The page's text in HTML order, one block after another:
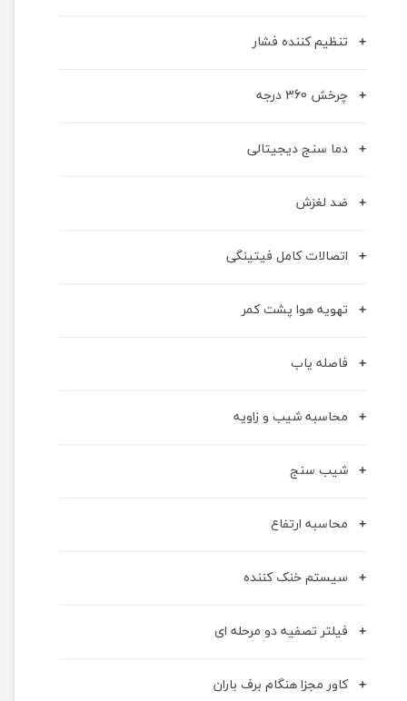
تنظیم کننده فشار
چرخش 360 درجه
دما سنج دیجیتالی
ضد لغزش
اتصالات کامل فیتینگی
تهویه هوا پشت کمر
فاصله یاب
محاسبه شیب و زاویه
شیب سنج
محاسبه ارتفاع
سیستم خنک کننده
فیلتر تصفیه دو مرحله ای
کاور مجزا هنگام برف باران